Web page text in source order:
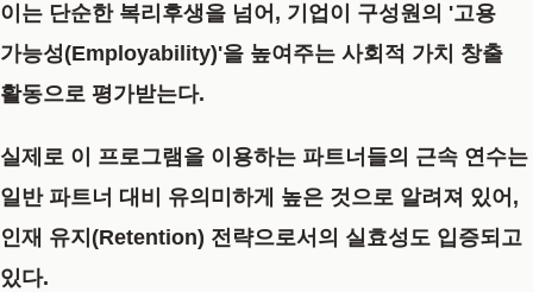
이는 단순한 복리후생을 넘어, 기업이 구성원의 '고용
가능성(Employability)'을 높여주는 사회적 가치 창출
활동으로 평가받는다.
실제로 이 프로그램을 이용하는 파트너들의 근속 연수는
일반 파트너 대비 유의미하게 높은 것으로 알려져 있어,
인재 유지(Retention) 전략으로서의 실효성도 입증되고
있다.